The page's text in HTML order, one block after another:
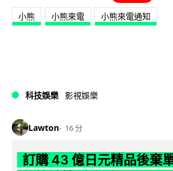
小熊 小熊來電 小熊來電通知
科技娛樂 影視娛樂
Lawton 16 分
訂購 43 億日元精品後棄